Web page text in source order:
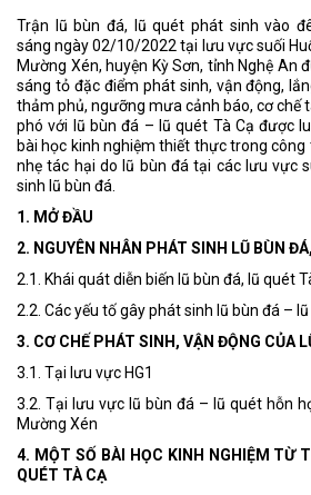
Trận lũ bùn đá, lũ quét phát sinh vào
sáng ngày 02/10/2022 tại lưu vực suối
Mường Xén, huyện Kỳ Sơn, tỉnh Nghệ An
sáng tỏ đặc điểm phát sinh, vận động,
thảm phủ, ngưỡng mưa cảnh báo, cơ chế
phó với lũ bùn đá – lũ quét Tà Cạ được
bài học kinh nghiệm thiết thực trong
nhẹ tác hại do lũ bùn đá tại các lưu vực
sinh lũ bùn đá.
1. MỞ ĐẦU
2. NGUYÊN NHÂN PHÁT SINH LŨ BÙN
2.1. Khái quát diễn biến lũ bùn đá, lũ quét
2.2. Các yếu tố gây phát sinh lũ bùn đá –
3. CƠ CHẾ PHÁT SINH, VẬN ĐỘNG CỦA
3.1. Tại lưu vực HG1
3.2. Tại lưu vực lũ bùn đá – lũ quét hỗn
Mường Xén
4. MỘT SỐ BÀI HỌC KINH NGHIỆM TỪ
QUÉT TÀ CẠ